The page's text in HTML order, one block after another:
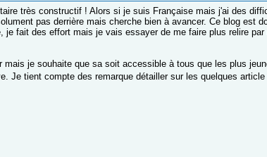
très constructif ! Alors si je suis Française mais j'ai des
pas derrière mais cherche bien à avancer. Ce blog est
je fait des effort mais je vais essayer de me faire plus relire par
je souhaite que sa soit accessible à tous que les plus
Je tient compte des remarque détailler sur les quelques article